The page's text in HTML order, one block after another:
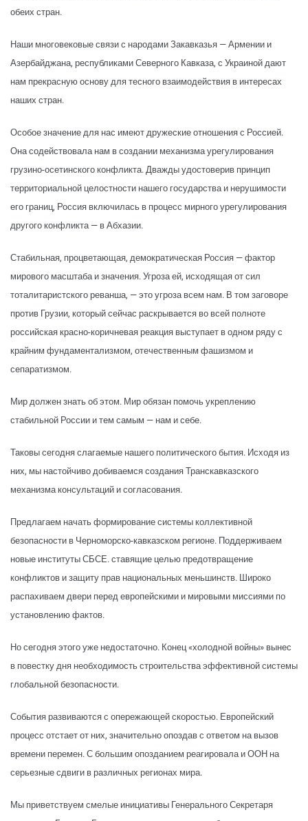
обеих стран.
Наши многовековые связи с народами Закавказья — Армении и
Азербайджана, республиками Северного Кавказа, с Украиной дают
нам прекрасную основу для тесного взаимодействия в интересах
наших стран.
Особое значение для нас имеют дружеские отношения с Россией.
Она содействовала нам в создании механизма урегулирования
грузино-осетинского конфликта. Дважды удостоверив принцип
территориальной целостности нашего государства и нерушимости
его границ, Россия включилась в процесс мирного урегулирования
другого конфликта — в Абхазии.
Стабильная, процветающая, демократическая Россия — фактор
мирового масштаба и значения. Угроза ей, исходящая от сил
тоталитаристского реванша, — это угроза всем нам. В том заговоре
против Грузии, который сейчас раскрывается во всей полноте
российская красно-коричневая реакция выступает в одном ряду с
крайним фундаментализмом, отечественным фашизмом и
сепаратизмом.
Мир должен знать об этом. Мир обязан помочь укреплению
стабильной России и тем самым — нам и себе.
Таковы сегодня слагаемые нашего политического бытия. Исходя из
них, мы настойчиво добиваемся создания Транскавказского
механизма консультаций и согласования.
Предлагаем начать формирование системы коллективной
безопасности в Черноморско-кавказском регионе. Поддерживаем
новые институты СБСЕ. ставящие целью предотвращение
конфликтов и защиту прав национальных меньшинств. Широко
распахиваем двери перед европейскими и мировыми миссиями по
установлению фактов.
Но сегодня этого уже недостаточно. Конец «холодной войны» вынес
в повестку дня необходимость строительства эффективной системы
глобальной безопасности.
События развиваются с опережающей скоростью. Европейский
процесс отстает от них, значительно опоздав с ответом на вызов
времени перемен. С большим опозданием реагировала и ООН на
серьезные сдвиги в различных регионах мира.
Мы приветствуем смелые инициативы Генерального Секретаря